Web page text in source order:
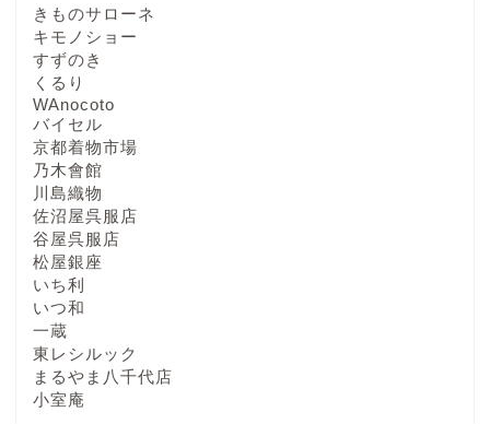
きものサローネ
キモノショー
すずのき
くるり
WAnocoto
バイセル
京都着物市場
乃木會館
川島織物
佐沼屋呉服店
谷屋呉服店
松屋銀座
いち利
いつ和
一蔵
東レシルック
まるやま八千代店
小室庵